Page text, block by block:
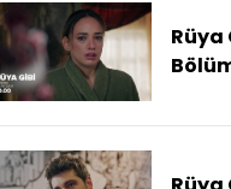
Rüya